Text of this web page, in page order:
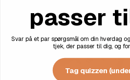
passer
Svar på et par spørgsmål om din hverdag
tjek, der passer til dig, og
Tag quizzen